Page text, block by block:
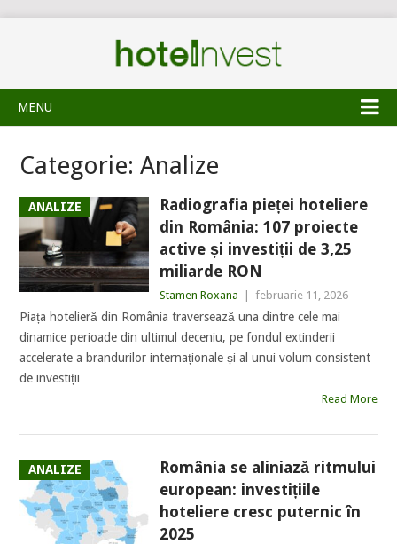
MENU
Categorie:Analize
ANALIZE
Radiografia pieței hoteliere
din România: 107 proiecte
active și investiții de 3,25
miliarde RON
Stamen Roxana februarie 11, 2026
Piața hotelieră din România traversează una dintre cele mai
dinamice perioade din ultimul deceniu, pe fondul extinderii
accelerate a brandurilor internaționale și al unui volum consistent
de investiții
Read More
ANALIZE
România se aliniază ritmului
european: investițiile
hoteliere cresc puternic în
2025